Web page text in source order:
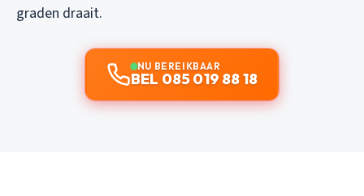
graden draait.
NU BEREIKBAAR
BEL 085 019 88 18